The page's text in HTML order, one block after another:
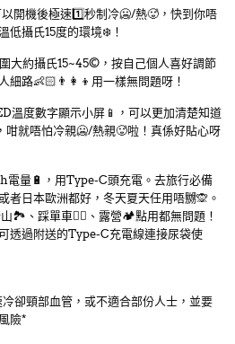
開機後極速1️⃣秒制冷🥶/熱🥵，快到你唔
低攝氏15度的環境❄️！
大約攝氏15~45©️，按自己個人喜好調節
細路👶🏻👨‍👩‍👦用一樣無問題呀！
溫度數字顯示小屏📱，可以更加清楚知道
咁就唔怕冷親🥶/熱親🥵啦！真係好貼心呀
量🔋，用Type-C頭充電。去旅行必備
者日本歐洲都好，冬天夏天任用唔嬲🙊。
🏞、踩單車🚵‍♀️、露營🏕點用都無問題！
透過附送的Type-C充電線連接尿袋使
卻頸部血管，或不適合部份人士，並要
險*